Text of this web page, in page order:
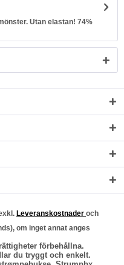
Utan elastan! 74%
Leveranskostnader och
om inget annat anges
förbehållna.
du tryggt och enkelt.